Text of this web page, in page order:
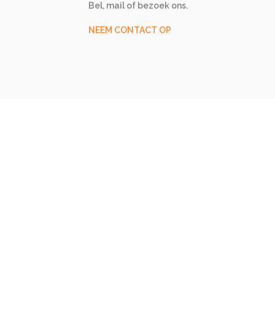
Bel, mail of bezoek ons.
NEEM CONTACT OP